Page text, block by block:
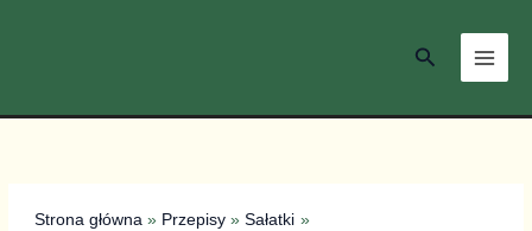
Szukaj
Strona główna Przepisy
Sałatki